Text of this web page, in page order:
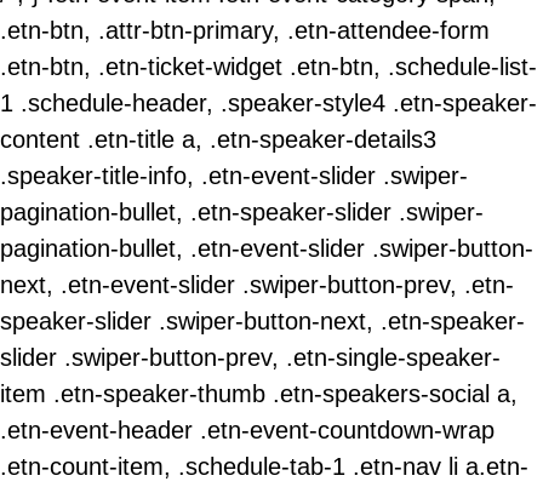
.etn-btn, .attr-btn-primary, .etn-attendee-form
.etn-btn, .etn-ticket-widget .etn-btn, .schedule-list-
1 .schedule-header, .speaker-style4 .etn-speaker-
content .etn-title a, .etn-speaker-details3
.speaker-title-info, .etn-event-slider .swiper-
pagination-bullet, .etn-speaker-slider .swiper-
pagination-bullet, .etn-event-slider .swiper-button-
next, .etn-event-slider .swiper-button-prev, .etn-
speaker-slider .swiper-button-next, .etn-speaker-
slider .swiper-button-prev, .etn-single-speaker-
item .etn-speaker-thumb .etn-speakers-social a,
.etn-event-header .etn-event-countdown-wrap
.etn-count-item, .schedule-tab-1 .etn-nav li a.etn-